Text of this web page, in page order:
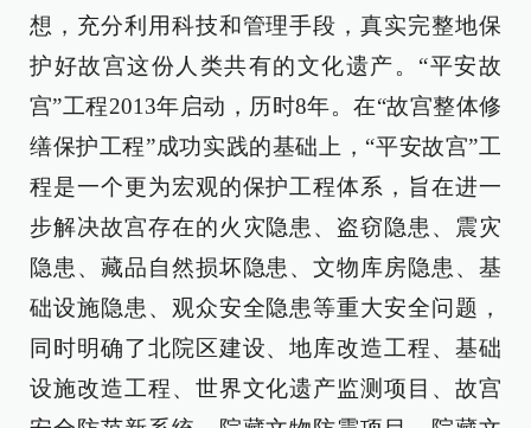
想，充分利用科技和管理手段，真实完整地保
护好故宫这份人类共有的文化遗产。“平安故
宫”工程2013年启动，历时8年。在“故宫整体修
缮保护工程”成功实践的基础上，“平安故宫”工
程是一个更为宏观的保护工程体系，旨在进一
步解决故宫存在的火灾隐患、盗窃隐患、震灾
隐患、藏品自然损坏隐患、文物库房隐患、基
础设施隐患、观众安全隐患等重大安全问题，
同时明确了北院区建设、地库改造工程、基础
设施改造工程、世界文化遗产监测项目、故宫